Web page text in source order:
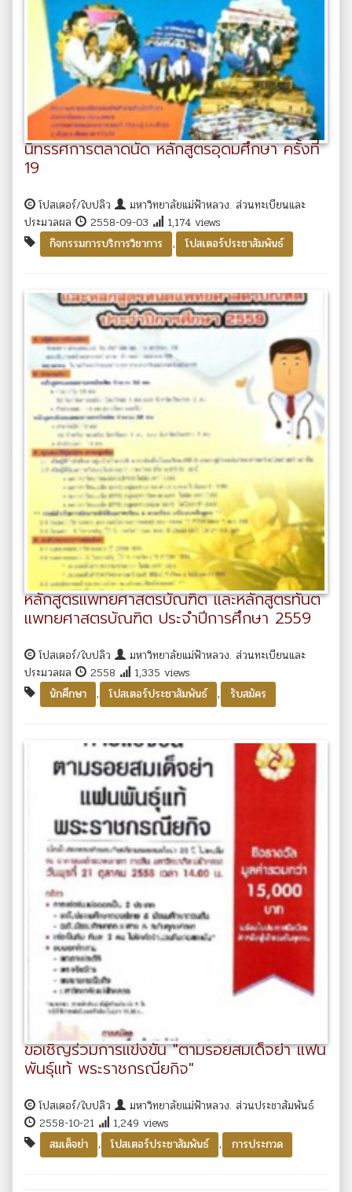
นิทรรศการตลาดนัด หลักสูตรอุดมศึกษา ครั้งที่
19
โปสเตอร์/ใบปลิว
มหาวิทยาลัยแม่ฟ้าหลวง. ส่วนทะเบียนและ
ประมวลผล
2558-09-03
1,174 views
กิจกรรมการบริการวิชาการ
, โปสเตอร์ประชาสัมพันธ์
หลักสูตรแพทยศาสตรบัณฑิต และหลักสูตรทันต
แพทยศาสตรบัณฑิต ประจำปีการศึกษา 2559
โปสเตอร์/ใบปลิว
มหาวิทยาลัยแม่ฟ้าหลวง. ส่วนทะเบียนและ
ประมวลผล
2558
1,335 views
นักศึกษา
, โปสเตอร์ประชาสัมพันธ์ , รับสมัคร
ขอเชิญร่วมการแข่งขัน "ตามรอยสมเด็จย่า แฟน
พันธุ์แท้ พระราชกรณียกิจ"
โปสเตอร์/ใบปลิว
มหาวิทยาลัยแม่ฟ้าหลวง. ส่วนประชาสัมพันธ์
2558-10-21
1,249 views
สมเด็จย่า
, โปสเตอร์ประชาสัมพันธ์ , การประกวด